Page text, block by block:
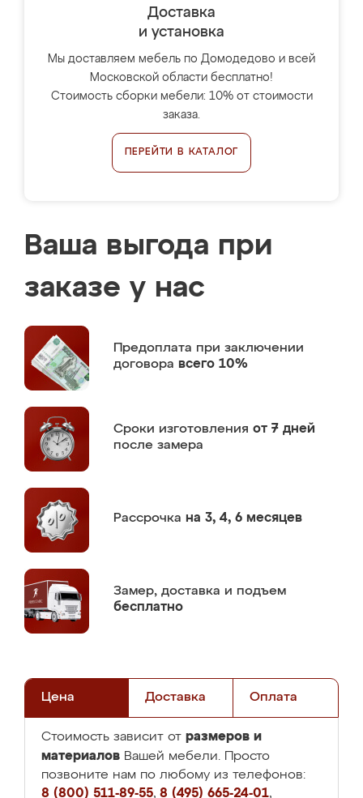
Доставка
и установка
Мы доставляем мебель по Домодедово и всей
Московской области бесплатно!
Стоимость сборки мебели: 10% от стоимости
заказа.
ПЕРЕЙТИ В КАТАЛОГ
Ваша выгода при
заказе у нас
Предоплата при заключении
договора всего 10%
Сроки изготовления от 7 дней
после замера
Рассрочка на 3, 4, 6 месяцев
Замер, доставка и подъем
бесплатно
Цена Доставка Оплата
Стоимость зависит от размеров и
материалов Вашей мебели. Просто
позвоните нам по любому из телефонов:
8 (800) 511-89-55, 8 (495) 665-24-01,